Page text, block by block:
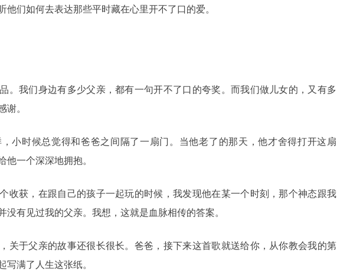
他们如何去表达那些平时藏在心里开不了口的爱。
。我们身边有多少父亲，都有一句开不了口的夸奖。而我们做儿女的，又有多
谢。
小时候总觉得和爸爸之间隔了一扇门。当他老了的那天，他才舍得打开这扇
他一个深深地拥抱。
收获，在跟自己的孩子一起玩的时候，我发现他在某一个时刻，那个神态跟我
没有见过我的父亲。我想，这就是血脉相传的答案。
关于父亲的故事还很长很长。爸爸，接下来这首歌就送给你，从你教会我的第
写满了人生这张纸。